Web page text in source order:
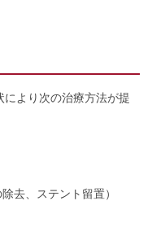
より次の治療方法が提
去、ステント留置）